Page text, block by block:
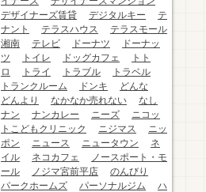
デザイナーズ賃貸
デジタルキー
テ
ナント
テラスハウス
テラスモール
湘南
テレビ ドーナツ
ドーナッ
ツ
トイレ ドッグカフェ
トト
ロ
トライ トラブル
トラベル
トランクルーム
ドンキ
どんな
どんより
なかなか売れない
なし
ナン
ナンカレー ニーズ
ニコッ
トこどもクリニック
ニジマス
ニッ
ポン
ニュース ニュータウン
ネ
イル
ネコカフェ
ノースポート・モ
ール
ノジマ宮前平店
のんびり
パークホームズ
パーソナルジム
ハ